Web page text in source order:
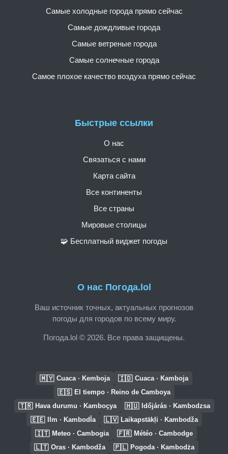
О нас Погода.lol
Ваш источник точных, актуальных прогнозов
погоды для городов по всему миру.
Погода.lol © 2026. Все права защищены.
Быстрые ссылки
О нас
Связаться с нами
Карта сайта
Все континенты
Все страны
Мировые столицы
🧩 Бесплатный виджет погоды
Самые холодные города прямо сейчас
Самые дождливые города
Самые ветреные города
Самые солнечные города
Самое плохое качество воздуха прямо сейчас
🇲🇾 Cuaca · Kemboja 🇮🇩 Cuaca · Kamboja
🇪🇸 El tiempo · Reino de Camboya
🇹🇷 Hava durumu · Kamboçya 🇭🇺 Időjárás · Kambodzsa
🇪🇪 Ilm · KambodĪa 🇱🇻 Laikapstākļi · Kambodža
🇮🇹 Meteo · Cambogia 🇫🇷 Météo · Cambodge
🇱🇹 Oras · Kambodža 🇵🇱 Pogoda · Kambodża